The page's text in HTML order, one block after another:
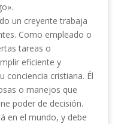
un creyente trabaja
Como empleado o
tareas o
eficiente y
conciencia cristiana. Él
o manejos que
poder de decisión.
en el mundo, y debe